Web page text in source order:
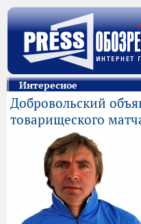
Интересное
Добровольский
товарищеского